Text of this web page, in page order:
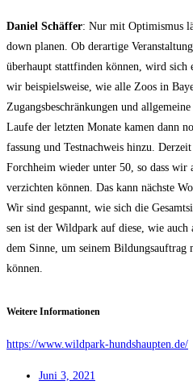
Dani­el Schäf­fer: Nur mit Opti­mis­mus
down pla­nen. Ob der­ar­ti­ge
über­haupt statt­fin­den kön­nen, wird sich
wir bei­spiels­wei­se, wie alle Zoos in
Zugangs­be­schrän­kun­gen und
Lau­fe der letz­ten Mona­te kamen dann
fas­sung und Test­nach­weis hin­zu.
Forch­heim wie­der unter 50, so dass wir
ver­zich­ten kön­nen. Das kann nächs­te
Wir sind gespannt, wie sich die
sen ist der Wild­park auf die­se, wie auch
dem Sin­ne, um sei­nem Bil­dungs­auf­trag
können.
Wei­te­re Informationen
https://www.wildpark-hundshaupten.de/
Juni 3, 2021